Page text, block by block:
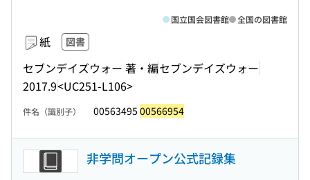
紙 図書
セブンデイズウォー 著・編セブンデイズウォー
2017.9<UC251-L106>
国立国会図書館 全国の図書館
件名（識別子） 00563495 00566954
非学問オープン公式記録集